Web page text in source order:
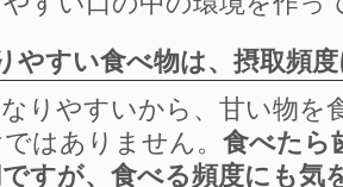
やすい食べ物は、摂取頻
なりやすいから、甘い物
はありません。 食べたら
すが、食べる頻度にも気